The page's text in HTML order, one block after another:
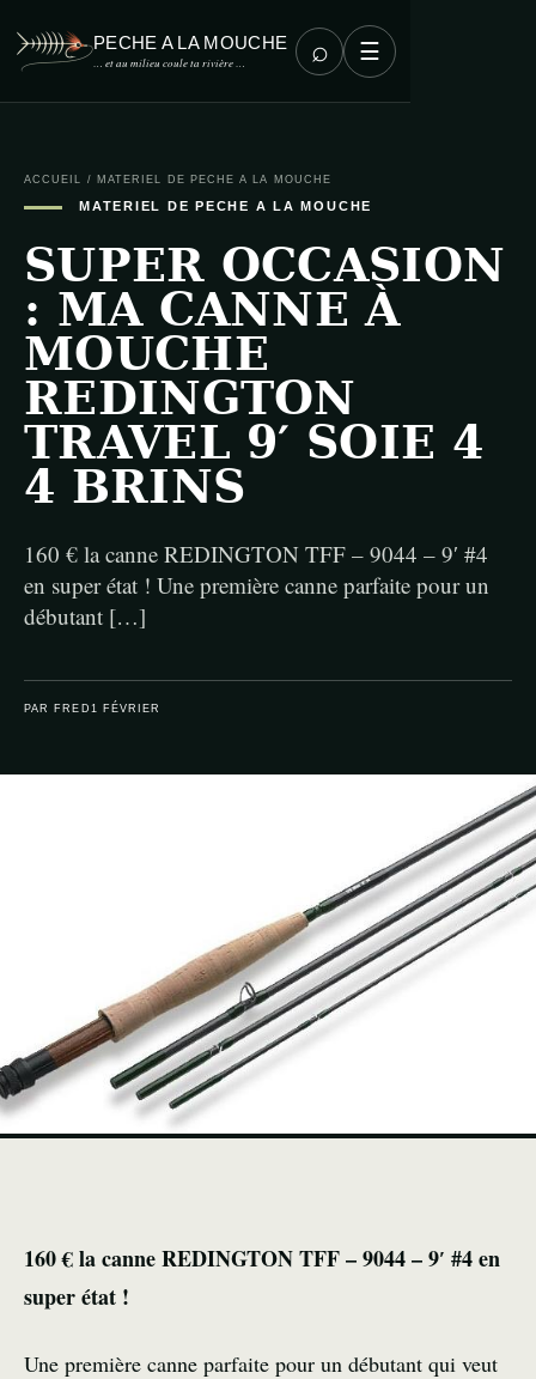
PECHE A LA MOUCHE
… et au milieu coule ta rivière … ⌕ ☰
ACCUEIL / MATERIEL DE PECHE A LA MOUCHE
MATERIEL DE PECHE A LA MOUCHE
SUPER OCCASION
: MA CANNE À
MOUCHE
REDINGTON
TRAVEL 9′ SOIE 4
4 BRINS
160 € la canne REDINGTON TFF – 9044 – 9′ #4
en super état ! Une première canne parfaite pour un
débutant […]
PAR FRED 1 FÉVRIER
160 € la canne REDINGTON TFF – 9044 – 9′ #4en
super état !
Une première canne parfaite pour un débutant qui veut